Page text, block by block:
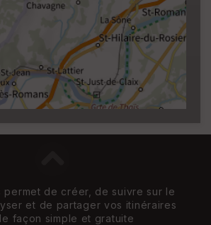
(1km à partir du niveau de
permet de créer, de suivre sur le
et de partager vos itinéraires
façon simple et gratuite